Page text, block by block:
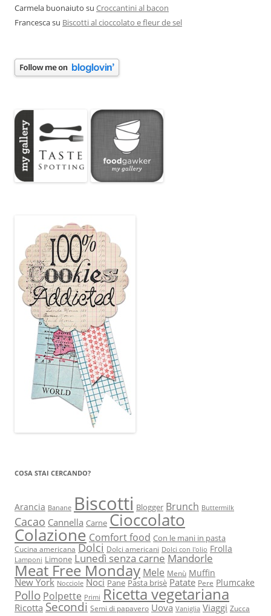
Carmela buonaiuto su Croccantini al bacon
Francescasu Biscotti al cioccolato e fleur de sel
COSA STAI CERCANDO?
Arancia Banane Biscotti Blogger Brunch Buttermilk
Cacao Cannella Carne Cioccolato
Colazione Comfort food Con le mani in pasta
Cucina americana Dolci Dolci americani Dolci con l'olio Frolla
Lamponi Limone Lunedì senza carne Mandorle
Meat Free Monday Mele Menù Muffin
New York Nocciole Noci Pane Pasta brisè Patate Pere Plumcake
Pollo Polpette Primi Ricetta vegetariana
Ricotta Secondi Semi di papavero Uova Vaniglia Viaggi Zucca